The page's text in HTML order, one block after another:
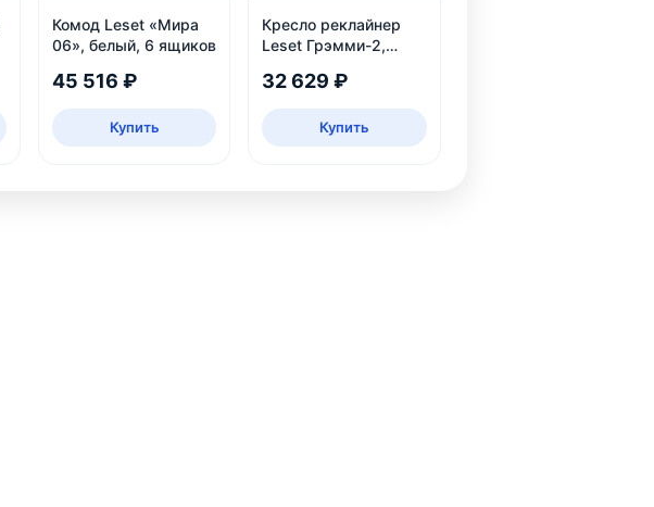
Комод Leset «Мира
06», белый, 6 ящиков
45 516 ₽
Купить
Кресло реклайнер
Leset Грэмми-2,
32 629 ₽
Купить